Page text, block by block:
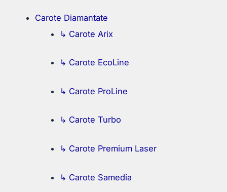
Carote Diamantate
↳ Carote Arix
↳ Carote EcoLine
↳ Carote ProLine
↳ Carote Turbo
↳ Carote Premium Laser
↳ Carote Samedia